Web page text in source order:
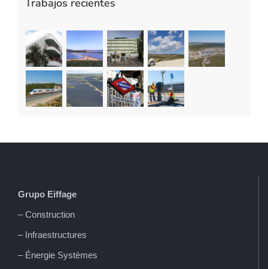
Trabajos recientes
Grupo Eiffage
– Construction
– Infraestructures
– Énergie Systèmes